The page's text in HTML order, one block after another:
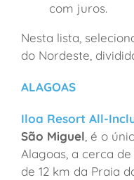
com juros.
Nesta lista,
do Nordeste,
ALAGOAS
Iloa Resort All-
São Miguel , é o
Alagoas, a cerca
de 12 km da Praia